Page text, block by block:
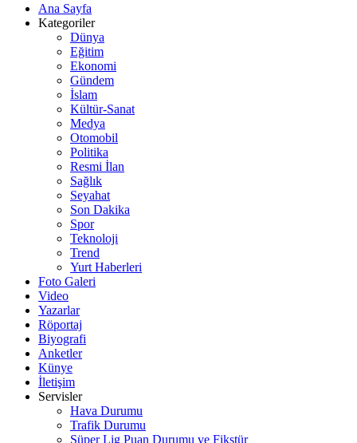
Ana Sayfa
Kategoriler
Dünya
Eğitim
Ekonomi
Gündem
İslam
Kültür-Sanat
Medya
Otomobil
Politika
Resmi İlan
Sağlık
Seyahat
Son Dakika
Spor
Teknoloji
Trend
Yurt Haberleri
Foto Galeri
Video
Yazarlar
Röportaj
Biyografi
Anketler
Künye
İletişim
Servisler
Hava Durumu
Trafik Durumu
Süper Lig Puan Durumu ve Fikstür